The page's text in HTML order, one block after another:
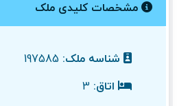
مشخصات کلیدی ملک
شناسه ملک:
اتاق: